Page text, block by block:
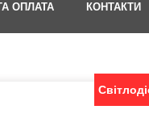
ОПЛАТА КОНТАКТИ